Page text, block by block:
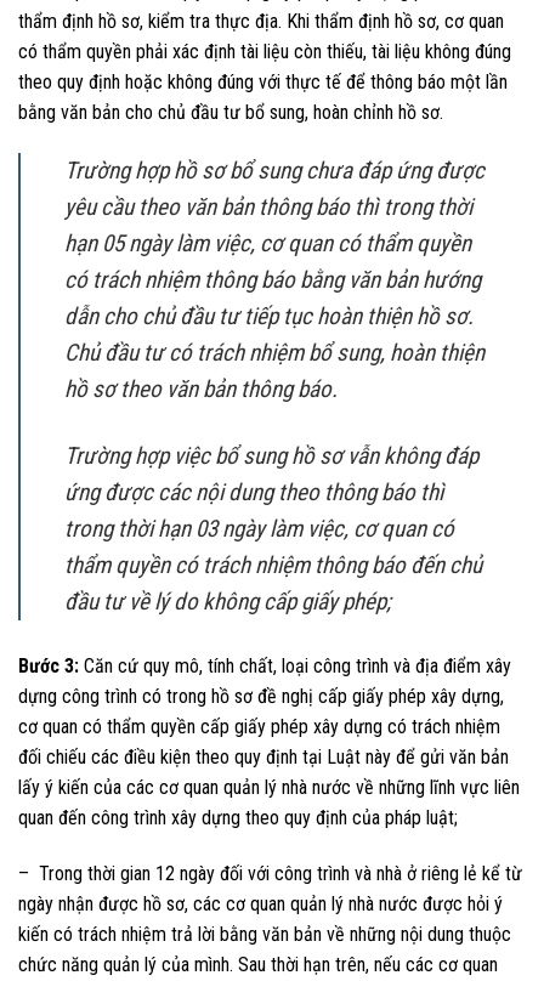
thẩm định hồ sơ, kiểm tra thực địa. Khi thẩm định hồ sơ, cơ quan
có thẩm quyền phải xác định tài liệu còn thiếu, tài liệu không đúng
theo quy định hoặc không đúng với thực tế để thông báo một lần
bằng văn bản cho chủ đầu tư bổ sung, hoàn chỉnh hồ sơ.
Trường hợp hồ sơ bổ sung chưa đáp ứng được
yêu cầu theo văn bản thông báo thì trong thời
hạn 05 ngày làm việc, cơ quan có thẩm quyền
có trách nhiệm thông báo bằng văn bản hướng
dẫn cho chủ đầu tư tiếp tục hoàn thiện hồ sơ.
Chủ đầu tư có trách nhiệm bổ sung, hoàn thiện
hồ sơ theo văn bản thông báo.
Trường hợp việc bổ sung hồ sơ vẫn không đáp
ứng được các nội dung theo thông báo thì
trong thời hạn 03 ngày làm việc, cơ quan có
thẩm quyền có trách nhiệm thông báo đến chủ
đầu tư về lý do không cấp giấy phép;
Bước 3: Căn cứ quy mô, tính chất, loại công trình và địa điểm xây
dựng công trình có trong hồ sơ đề nghị cấp giấy phép xây dựng,
cơ quan có thẩm quyền cấp giấy phép xây dựng có trách nhiệm
đối chiếu các điều kiện theo quy định tại Luật này để gửi văn bản
lấy ý kiến của các cơ quan quản lý nhà nước về những lĩnh vực liên
quan đến công trình xây dựng theo quy định của pháp luật;
– Trong thời gian 12 ngày đối với công trình và nhà ở riêng lẻ kể từ
ngày nhận được hồ sơ, các cơ quan quản lý nhà nước được hỏi ý
kiến có trách nhiệm trả lời bằng văn bản về những nội dung thuộc
chức năng quản lý của mình. Sau thời hạn trên, nếu các cơ quan